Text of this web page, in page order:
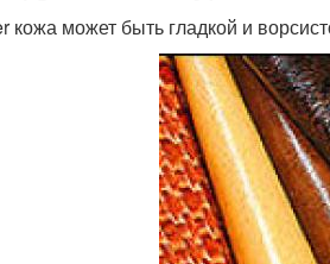
кожа может быть гладкой и